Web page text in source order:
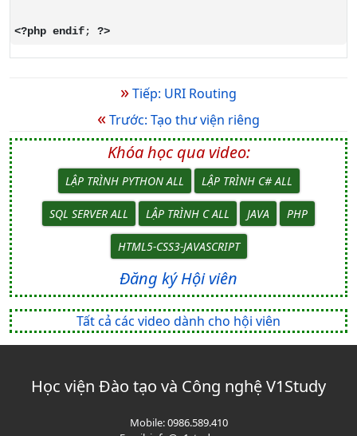
<?php endif; ?>
»Tiếp: URI Routing
«Trước: Tạo thư viện riêng
Khóa học qua video:
LẬP TRÌNH PYTHON ALL LẬP TRÌNH C# ALL
SQL SERVER ALL LẬP TRÌNH C ALL JAVA PHP
HTML5-CSS3-JAVASCRIPT
Đăng ký Hội viên
Tất cả các video dành cho hội viên
Học viện Đào tạo và Công nghệ V1Study
Mobile:0986.589.410